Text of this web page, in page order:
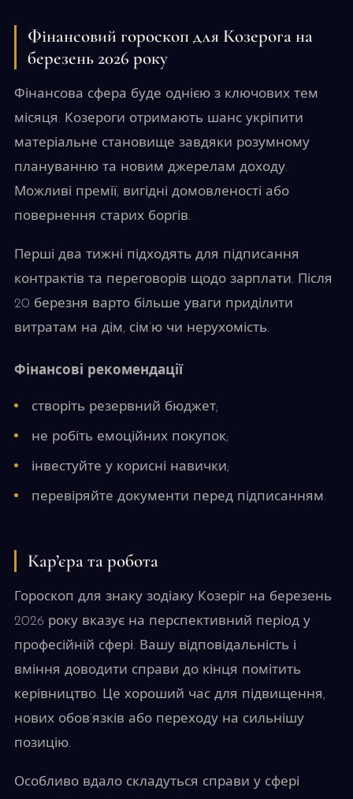
Фінансовий гороскоп для Козерога на
березень 2026 року
Фінансова сфера буде однією з ключових тем
місяця. Козероги отримають шанс укріпити
матеріальне становище завдяки розумному
плануванню та новим джерелам доходу.
Можливі премії, вигідні домовленості або
повернення старих боргів.
Перші два тижні підходять для підписання
контрактів та переговорів щодо зарплати. Після
20 березня варто більше уваги приділити
витратам на дім, сім’ю чи нерухомість.
Фінансові рекомендації
створіть резервний бюджет;
не робіть емоційних покупок;
інвестуйте у корисні навички;
перевіряйте документи перед підписанням.
Кар’єра та робота
Гороскоп для знаку зодіаку Козеріг на березень
2026 року вказує на перспективний період у
професійній сфері. Вашу відповідальність і
вміння доводити справи до кінця помітить
керівництво. Це хороший час для підвищення,
нових обов’язків або переходу на сильнішу
позицію.
Особливо вдало складуться справи у сфері